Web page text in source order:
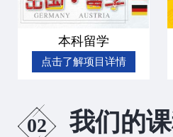
本科留学
点击了解项目详情
02 我们的